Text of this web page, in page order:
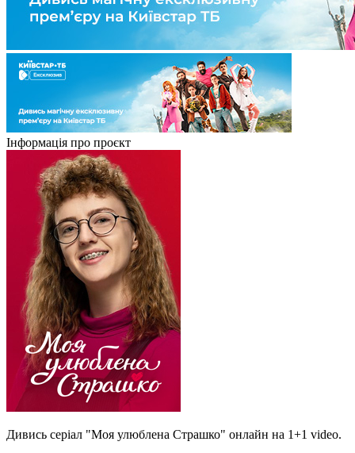
Інформація про проєкт
Дивись серіал "Моя улюблена Страшко" онлайн на 1+1 video.